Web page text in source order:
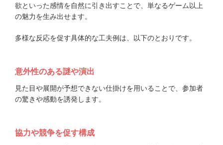
欲といった感情を自然に引き出すことで、単なるゲーム以上
の魅力を生み出せます。
多様な反応を促す具体的な工夫例は、以下のとおりです。
意外性のある謎や演出
見た目や展開が予想できない仕掛けを用いることで、参加者
の驚きや感動を誘発します。
協力や競争を促す構成